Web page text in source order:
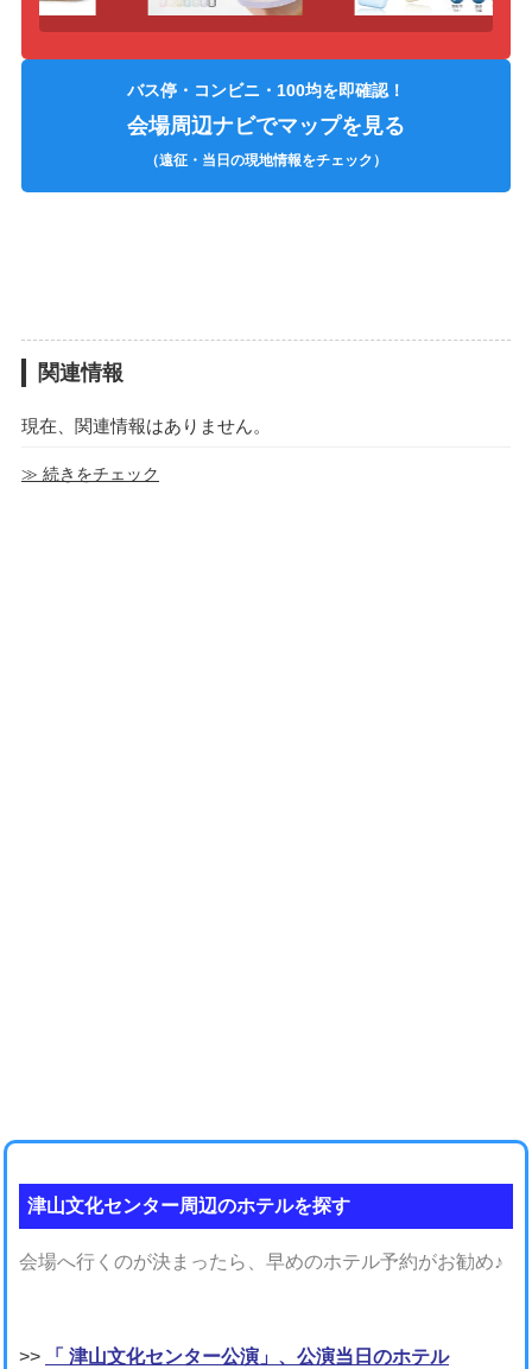
バス停・コンビニ・100均を即確認！
会場周辺ナビでマップを見る
（遠征・当日の現地情報をチェック）
関連情報
現在、関連情報はありません。
≫ 続きをチェック
津山文化センター周辺のホテルを探す
会場へ行くのが決まったら、早めのホテル予約がお勧め♪
>> 「 津山文化センター公演」、公演当日のホテル